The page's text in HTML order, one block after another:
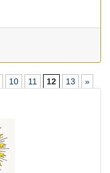
10 11 12 13 »